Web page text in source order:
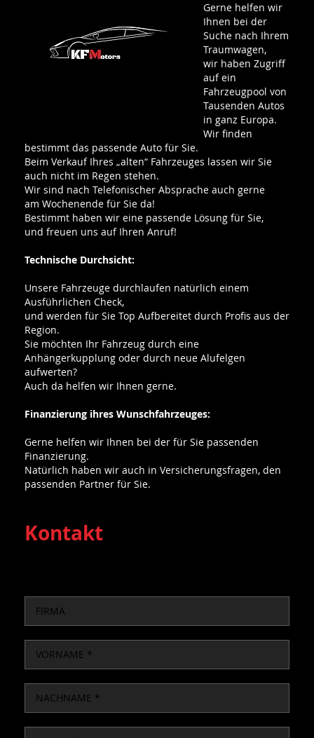
Gerne helfen wir
Ihnen bei der
Suche nach Ihrem
Traumwagen,
wir haben Zugriff
auf ein
Fahrzeugpool von
Tausenden Autos
in ganz Europa.
Wir finden
bestimmt das passende Auto für Sie.
Beim Verkauf Ihres „alten“ Fahrzeuges lassen wir Sie
auch nicht im Regen stehen.
Wir sind nach Telefonischer Absprache auch gerne
am Wochenende für Sie da!
Bestimmt haben wir eine passende Lösung für Sie,
und freuen uns auf Ihren Anruf!
Technische Durchsicht:
Unsere Fahrzeuge durchlaufen natürlich einem
Ausführlichen Check,
und werden für Sie Top Aufbereitet durch Profis aus der
Region.
Sie möchten Ihr Fahrzeug durch eine
Anhängerkupplung oder durch neue Alufelgen
aufwerten?
Auch da helfen wir Ihnen gerne.
Finanzierung ihres Wunschfahrzeuges:
Gerne helfen wir Ihnen bei der für Sie passenden
Finanzierung.
Natürlich haben wir auch in Versicherungsfragen, den
passenden Partner für Sie.
Kontakt
NAME
NAME